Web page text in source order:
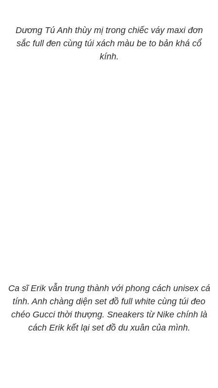
Dương Tú Anh thùy mị trong chiếc váy maxi đơn
sắc full đen cùng túi xách màu be to bản khá cổ
kính.
Ca sĩ Erik vẫn trung thành với phong cách unisex cá
tính. Anh chàng diện set đồ full white cùng túi đeo
chéo Gucci thời thượng. Sneakers từ Nike chính là
cách Erik kết lại set đồ du xuân của mình.